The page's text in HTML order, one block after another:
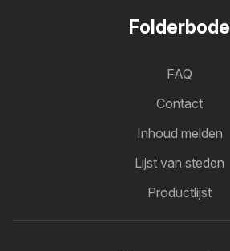
Folderbode
FAQ
Contact
Inhoud melden
Lijst van steden
Productlijst